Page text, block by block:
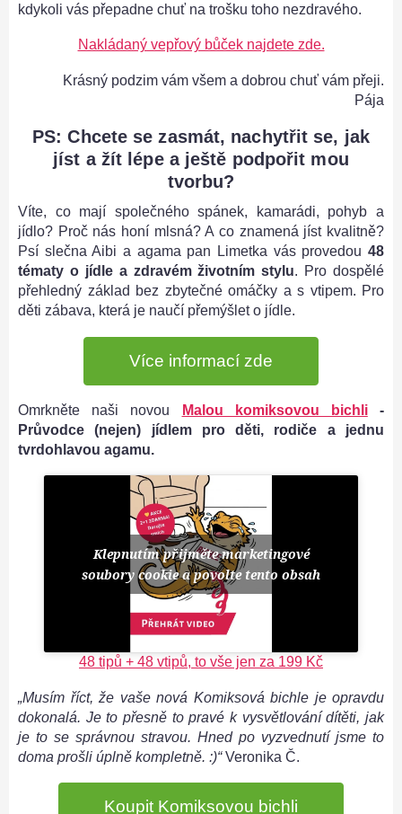
kdykoli vás přepadne chuť na trošku toho nezdravého.
Nakládaný vepřový bůček najdete zde.
Krásný podzim vám všem a dobrou chuť vám přeji.
Pája
PS: Chcete se zasmát, nachytřit se, jak
jíst a žít lépe a ještě podpořit mou
tvorbu?
Víte, co mají společného spánek, kamarádi, pohyb a
jídlo? Proč nás honí mlsná? A co znamená jíst kvalitně?
Psí slečna Aibi a agama pan Limetka vás provedou 48
tématy o jídle a zdravém životním stylu. Pro dospělé
přehledný základ bez zbytečné omáčky a s vtipem. Pro
děti zábava, která je naučí přemýšlet o jídle.
Více informací zde
Omrkněte naši novou Malou komiksovou bichli-
Průvodce (nejen) jídlem pro děti, rodiče a jednu
tvrdohlavou agamu.
Klepnutím přijměte marketingové
soubory cookie a povolte tento obsah
48 tipů + 48 vtipů, to vše jen za 199 Kč
„Musím říct, že vaše nová Komiksová bichle je opravdu
dokonalá. Je to přesně to pravé k vysvětlování dítěti, jak
je to se správnou stravou. Hned po vyzvednutí jsme to
doma prošli úplně kompletně. :)“Veronika Č.
Koupit Komiksovou bichli